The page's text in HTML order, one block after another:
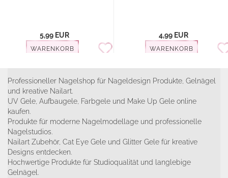
5,99 EUR
WARENKORB
4,99 EUR
WARENKORB
Professioneller Nagelshop für Nageldesign Produkte, Gelnägel
und kreative Nailart.
UV Gele, Aufbaugele, Farbgele und Make Up Gele online
kaufen.
Produkte für moderne Nagelmodellage und professionelle
Nagelstudios.
Nailart Zubehör, Cat Eye Gele und Glitter Gele für kreative
Designs entdecken.
Hochwertige Produkte für Studioqualität und langlebige
Gelnägel.